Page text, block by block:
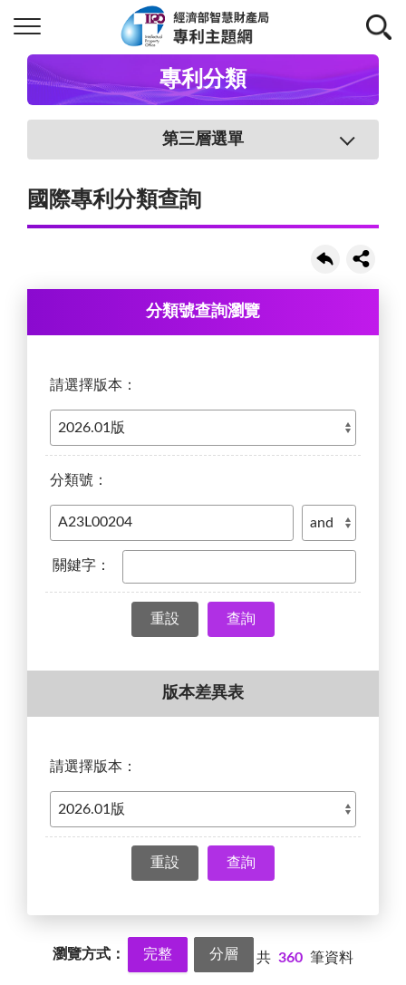
專利分類
第三層選單
國際專利分類查詢
分類號查詢瀏覽
請選擇版本：
分類號：
關鍵字：
查詢
版本差異表
請選擇版本：
查詢
瀏覽方式： 完整 分層 共 360 筆資料